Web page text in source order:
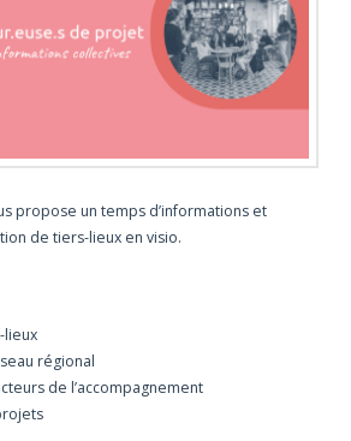
propose un temps d’informations et
de tiers-lieux en visio.
lieux
régional
de l’accompagnement